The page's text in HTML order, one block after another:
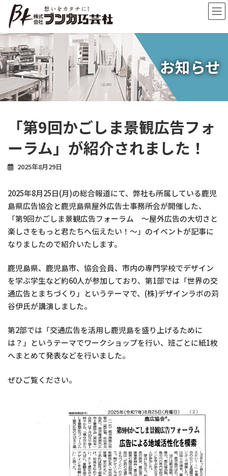
ン
ツ
へ
ス
キ
ッ
プ
ー
シ
ョ
ン
に
移
動
お知らせ
「第9回かごしま景観広告フォ
ーラム」が紹介されました！
2025年8月29日
2025年8月25日(月)の総合報道にて、弊社も所属している鹿児
島県広告協会と鹿児島県屋外広告士事務所会が開催した、
「第9回かごしま景観広告フォーラム ～屋外広告の大切さと
楽しさをもっと君たちへ伝えたい！～」のイベントが記事に
なりましたので紹介いたします。
鹿児島県、鹿児島市、協会会員、市内の専門学校でデザイン
を学ぶ学生など約60人が参加しており、第1部では「世界の交
通広告とまちづくり」というテーマで、(株)デザインラボの苅
谷伊氏が講演しました。
第2部では「交通広告を活用し鹿児島を盛り上げるために
は？」というテーマでワークショップを行い、班ごとに紙1枚
へまとめて発表などを行いました。
ぜひご覧ください。